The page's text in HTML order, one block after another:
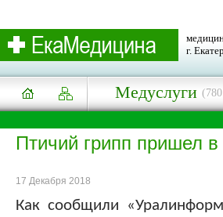
г.
Медуслуги
Птичий грипп пришел в
17 Декабря 2018
Как сообщили